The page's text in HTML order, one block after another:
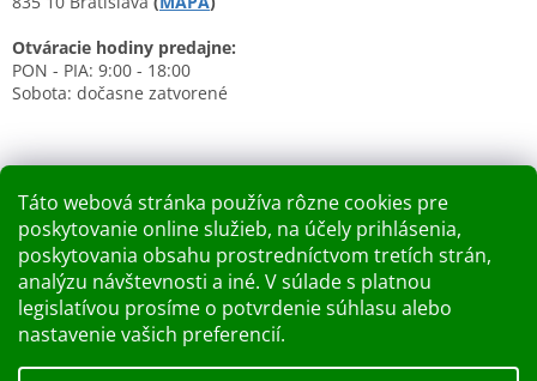
Táto webová stránka používa rôzne cookies pre
poskytovanie online služieb, na účely prihlásenia,
poskytovania obsahu prostredníctvom tretích strán,
analýzu návštevnosti a iné. V súlade s platnou
legislatívou prosíme o potvrdenie súhlasu alebo
nastavenie vašich preferencií.
Otváracie hodiny predajne:
PON - PIA: 9:00 - 18:00
Sobota: dočasne zatvorené
Nákupný košík
0KS / 0 €